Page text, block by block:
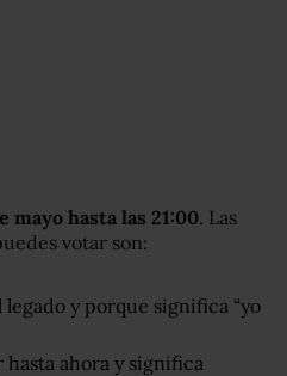
mayo hasta las 21:00. Las
votar son:
y porque significa “yo
hasta ahora y significa